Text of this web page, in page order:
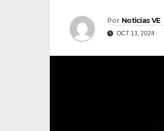
Por Noticias VE
OCT 13, 2024